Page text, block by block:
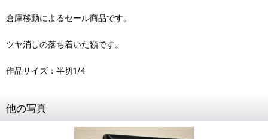
倉庫移動によるセール商品です。
ツヤ消しの落ち着いた額です。
作品サイズ：半切1/4
他の写真